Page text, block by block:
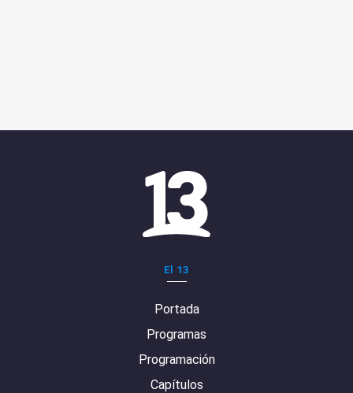
El 13
Portada
Programas
Programación
Capítulos